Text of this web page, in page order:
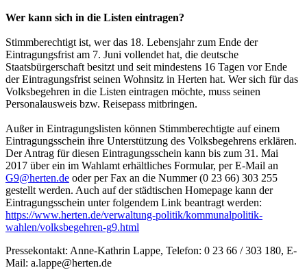
Wer kann sich in die Listen eintragen?
Stimmberechtigt ist, wer das 18. Lebensjahr zum Ende der
Eintragungsfrist am 7. Juni vollendet hat, die deutsche
Staatsbürgerschaft besitzt und seit mindestens 16 Tagen vor Ende
der Eintragungsfrist seinen Wohnsitz in Herten hat. Wer sich für das
Volksbegehren in die Listen eintragen möchte, muss seinen
Personalausweis bzw. Reisepass mitbringen.
Außer in Eintragungslisten können Stimmberechtigte auf einem
Eintragungsschein ihre Unterstützung des Volksbegehrens erklären.
Der Antrag für diesen Eintragungsschein kann bis zum 31. Mai
2017 über ein im Wahlamt erhältliches Formular, per E-Mail an
G9@herten.de oder per Fax an die Nummer (0 23 66) 303 255
gestellt werden. Auch auf der städtischen Homepage kann der
Eintragungsschein unter folgendem Link beantragt werden:
https://www.herten.de/verwaltung-politik/kommunalpolitik-
wahlen/volksbegehren-g9.html
Pressekontakt: Anne-Kathrin Lappe, Telefon: 0 23 66 / 303 180, E-
Mail: a.lappe@herten.de